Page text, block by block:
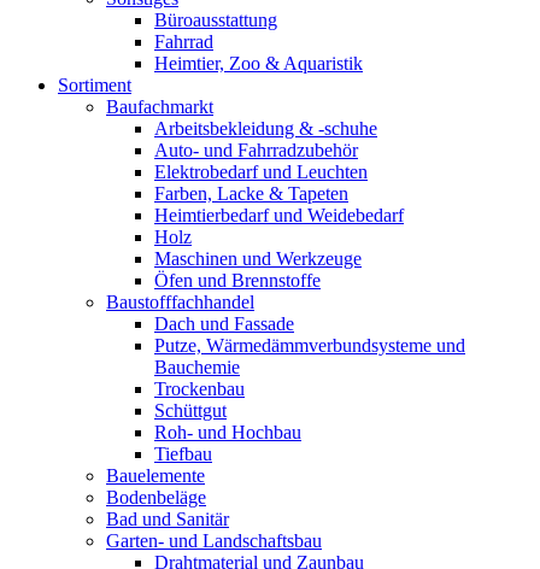
Büroausstattung
Fahrrad
Heimtier, Zoo & Aquaristik
Sortiment
Baufachmarkt
Arbeitsbekleidung & -schuhe
Auto- und Fahrradzubehör
Elektrobedarf und Leuchten
Farben, Lacke & Tapeten
Heimtierbedarf und Weidebedarf
Holz
Maschinen und Werkzeuge
Öfen und Brennstoffe
Baustofffachhandel
Dach und Fassade
Putze, Wärmedämmverbundsysteme und
Bauchemie
Trockenbau
Schüttgut
Roh- und Hochbau
Tiefbau
Bauelemente
Bodenbeläge
Bad und Sanitär
Garten- und Landschaftsbau
Drahtmaterial und Zaunbau